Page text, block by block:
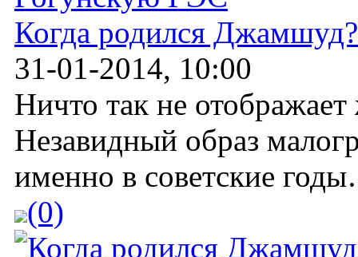
Когда родился Джамшуд?
31-01-2014, 10:00
Ничто так не
Незавидный образ
именно в советские
(0)